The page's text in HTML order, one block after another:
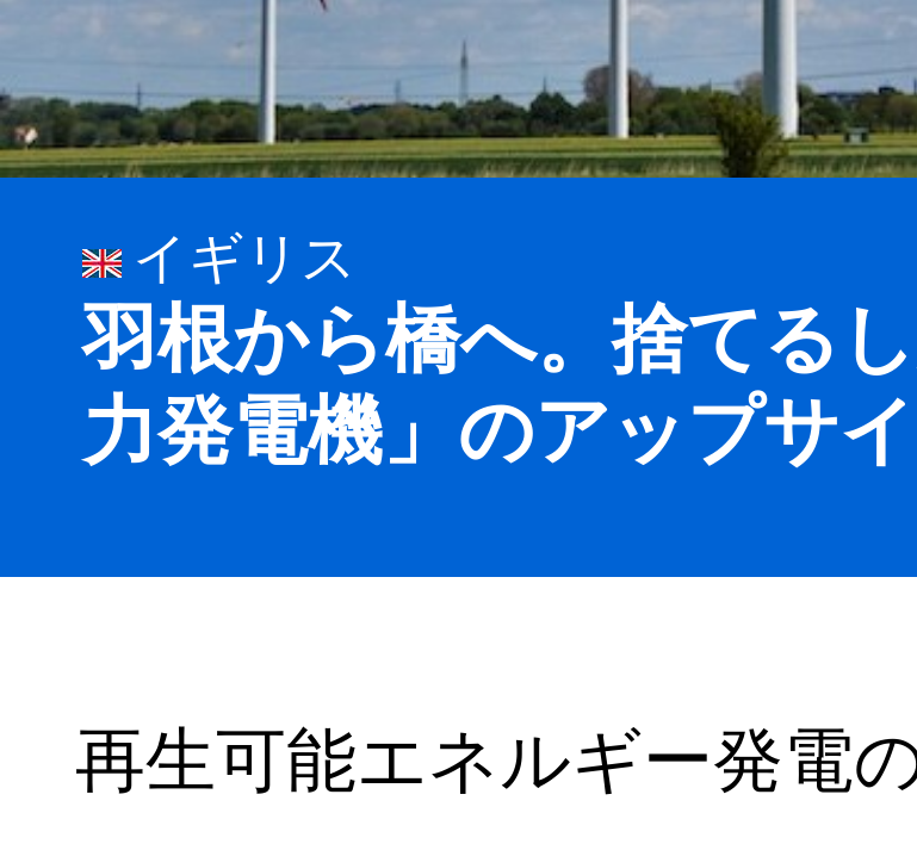
イギリス
羽根から橋へ。捨てる
力発電機」のアップサ
再生可能エネルギー発電